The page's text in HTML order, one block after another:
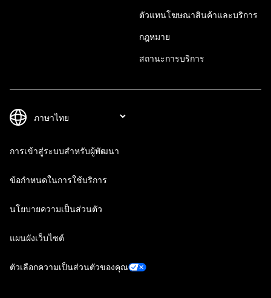
ตัวแทนโฆษณาสินค้าและบริการ
กฎหมาย
สถานะการบริการ
การเข้าสู่ระบบสำหรับผู้พัฒนา
ข้อกำหนดในการใช้บริการ
นโยบายความเป็นส่วนตัว
แผนผังเว็บไซต์
ตัวเลือกความเป็นส่วนตัวของคุณ